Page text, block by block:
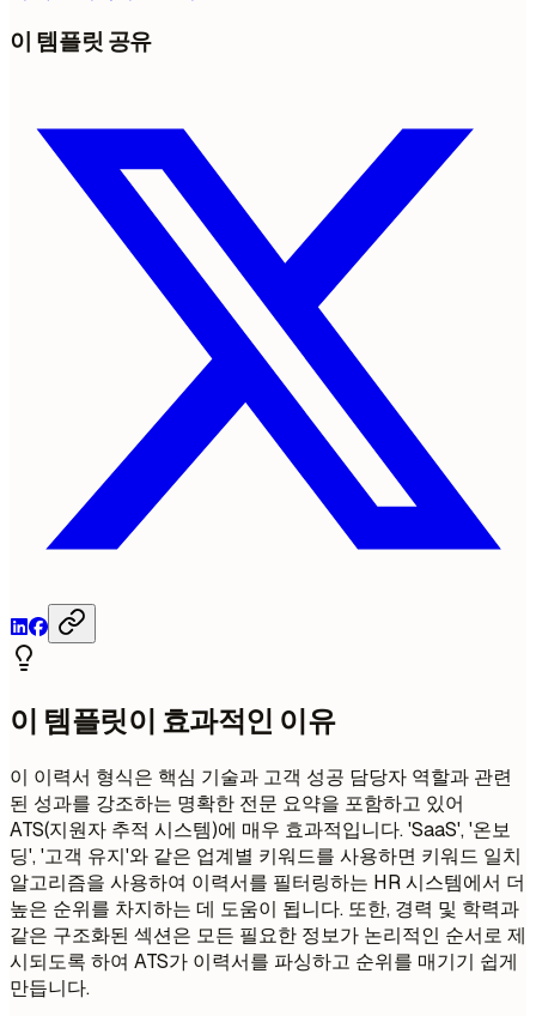
이 템플릿 공유
이 템플릿이 효과적인 이유
이 이력서 형식은 핵심 기술과 고객 성공 담당자 역할과 관련
된 성과를 강조하는 명확한 전문 요약을 포함하고 있어
ATS(지원자 추적 시스템)에 매우 효과적입니다. 'SaaS', '온보
딩', '고객 유지'와 같은 업계별 키워드를 사용하면 키워드 일치
알고리즘을 사용하여 이력서를 필터링하는 HR 시스템에서 더
높은 순위를 차지하는 데 도움이 됩니다. 또한, 경력 및 학력과
같은 구조화된 섹션은 모든 필요한 정보가 논리적인 순서로 제
시되도록 하여 ATS가 이력서를 파싱하고 순위를 매기기 쉽게
만듭니다.